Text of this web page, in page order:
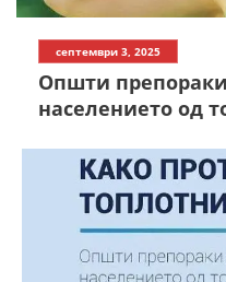
ЕДУКАТИВНО
септември 3, 2025
Општи
населението од